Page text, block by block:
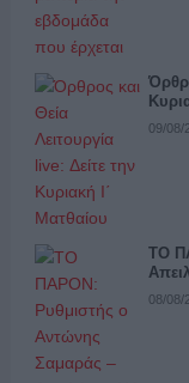
09/08/
ΤΟ
08/08/